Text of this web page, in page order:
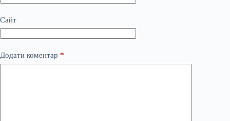
Сайт
Додати коментар *